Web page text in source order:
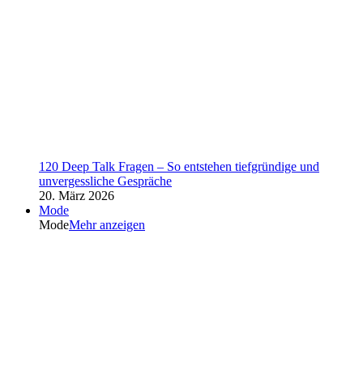
120 Deep Talk Fragen – So entstehen tiefgründige und
unvergessliche Gespräche
20. März 2026
Mode
ModeMehr anzeigen